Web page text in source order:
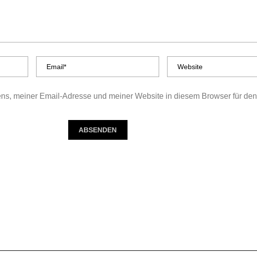
meiner Email-Adresse und meiner Website in diesem Browser für den